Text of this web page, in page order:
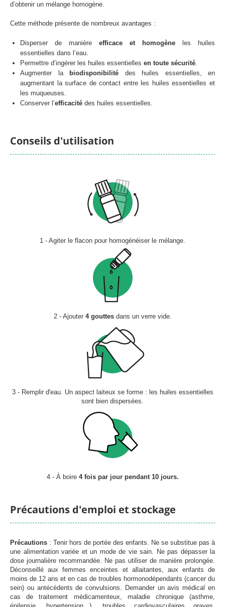
d’obtenir un mélange homogène.
Cette méthode présente de nombreux avantages :
Disperser de manière efficace et homogène les huiles
essentielles dans l’eau.
Permettre d’ingérer les huiles essentielles en toute sécurité.
Augmenter la
biodisponibilité des huiles essentielles, en
augmentant la surface de contact entre les huiles essentielles et
les muqueuses.
Conserver l’efficacité des huiles essentielles.
Conseils d'utilisation
1 - Agiter le flacon pour homogénéiser le mélange.
2 - Ajouter 4 gouttesdans un verre vide.
3 - Remplir d'eau. Un aspect laiteux se forme : les huiles essentielles
sont bien dispersées.
4 - À boire 4 fois par jour pendant 10 jours.
Précautions d'emploi et stockage
Précautions : Tenir hors de portée des enfants. Ne se substitue pas à
une alimentation variée et un mode de vie sain. Ne pas dépasser la
dose journalière recommandée. Ne pas utiliser de manière prolongée.
Déconseillé aux femmes enceintes et allaitantes, aux enfants de
moins de 12 ans et en cas de troubles hormonodépendants (cancer du
sein) ou antécédents de convulsions. Demander un avis médical en
cas de traitement médicamenteux, maladie chronique (asthme,